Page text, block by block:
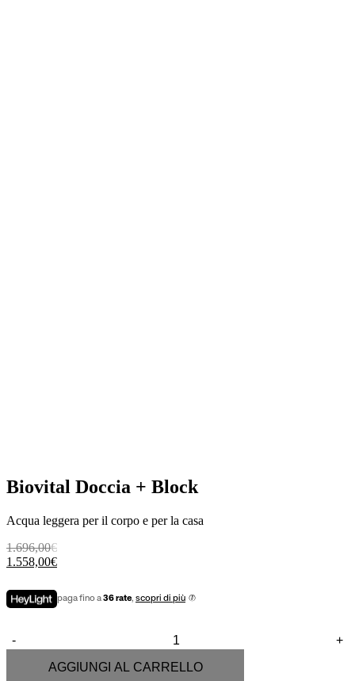
Biovital Doccia + Block
Acqua leggera per il corpo e per la casa
1.696,00€
Il
prezzo
era:
1.696,00€.
1.558,00€
Il
prezzo
è:
1.558,00€.paga fino a36 rate, scopri di più
-
Biovital
+
AGGIUNGI AL CARRELLO